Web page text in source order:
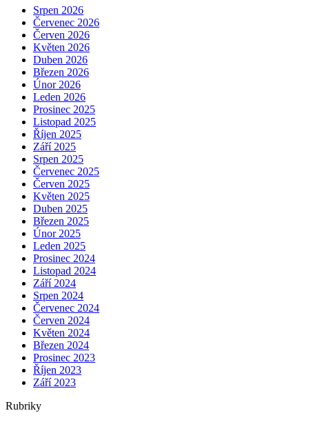
Srpen 2026
Červenec 2026
Červen 2026
Květen 2026
Duben 2026
Březen 2026
Únor 2026
Leden 2026
Prosinec 2025
Listopad 2025
Říjen 2025
Září 2025
Srpen 2025
Červenec 2025
Červen 2025
Květen 2025
Duben 2025
Březen 2025
Únor 2025
Leden 2025
Prosinec 2024
Listopad 2024
Září 2024
Srpen 2024
Červenec 2024
Červen 2024
Květen 2024
Březen 2024
Prosinec 2023
Říjen 2023
Září 2023
Rubriky